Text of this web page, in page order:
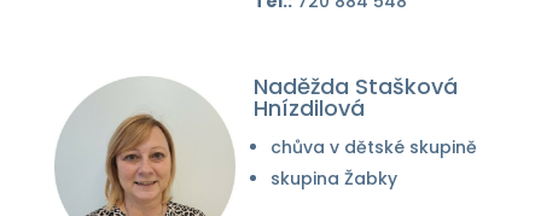
Naděžda Stašková
Hnízdilová
chůva v dětské skupině
skupina Žabky